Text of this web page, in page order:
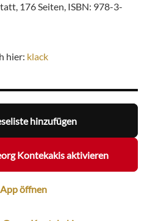
176 Seiten, ISBN: 978-3-
hier: klack
hinzufügen
Kontekakis aktivieren
öffnen